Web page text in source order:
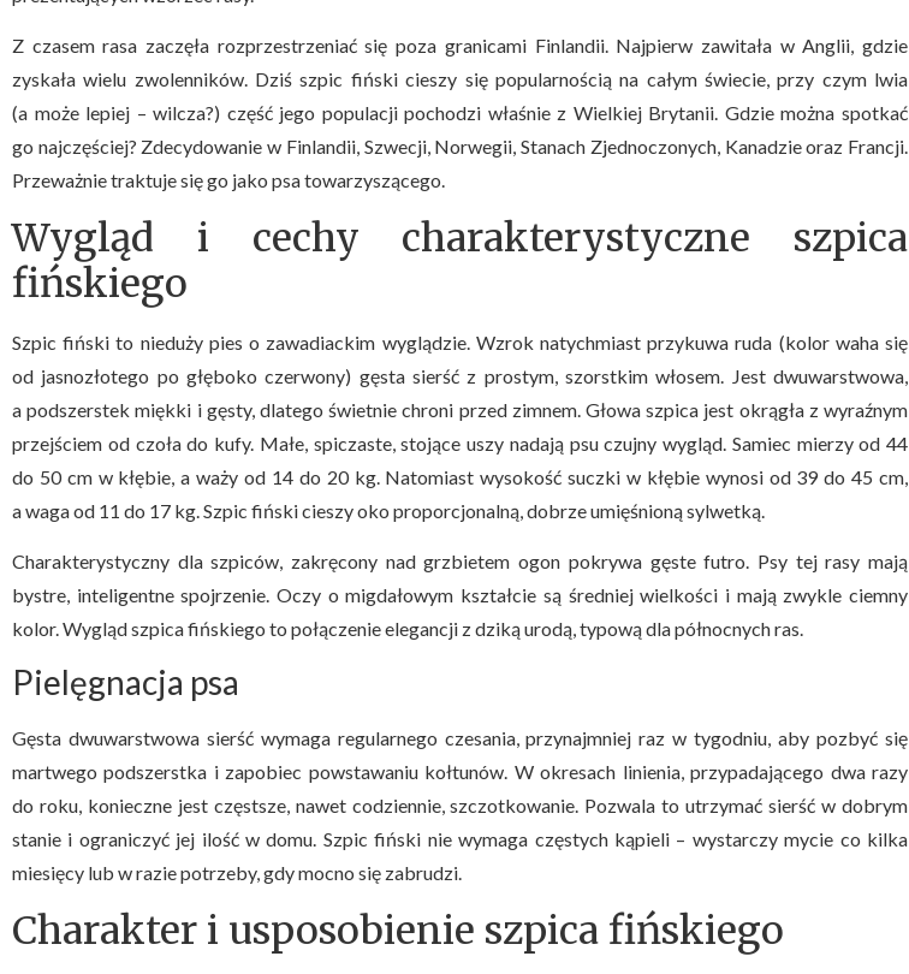
Z czasem rasa zaczęła rozprzestrzeniać się poza granicami Finlandii. Najpierw zawitała w Anglii, gdzie
zyskała wielu zwolenników. Dziś szpic fiński cieszy się popularnością na całym świecie, przy czym lwia
(a może lepiej – wilcza?) część jego populacji pochodzi właśnie z Wielkiej Brytanii. Gdzie można spotkać
go najczęściej? Zdecydowanie w Finlandii, Szwecji, Norwegii, Stanach Zjednoczonych, Kanadzie oraz Francji.
Przeważnie traktuje się go jako psa towarzyszącego.
Wygląd i cechy charakterystyczne szpica
fińskiego
Szpic fiński to nieduży pies o zawadiackim wyglądzie. Wzrok natychmiast przykuwa ruda (kolor waha się
od jasnozłotego po głęboko czerwony) gęsta sierść z prostym, szorstkim włosem. Jest dwuwarstwowa,
a podszerstek miękki i gęsty, dlatego świetnie chroni przed zimnem. Głowa szpica jest okrągła z wyraźnym
przejściem od czoła do kufy. Małe, spiczaste, stojące uszy nadają psu czujny wygląd. Samiec mierzy od 44
do 50 cm w kłębie, a waży od 14 do 20 kg. Natomiast wysokość suczki w kłębie wynosi od 39 do 45 cm,
a waga od 11 do 17 kg. Szpic fiński cieszy oko proporcjonalną, dobrze umięśnioną sylwetką.
Charakterystyczny dla szpiców, zakręcony nad grzbietem ogon pokrywa gęste futro. Psy tej rasy mają
bystre, inteligentne spojrzenie. Oczy o migdałowym kształcie są średniej wielkości i mają zwykle ciemny
kolor. Wygląd szpica fińskiego to połączenie elegancji z dziką urodą, typową dla północnych ras.
Pielęgnacja psa
Gęsta dwuwarstwowa sierść wymaga regularnego czesania, przynajmniej raz w tygodniu, aby pozbyć się
martwego podszerstka i zapobiec powstawaniu kołtunów. W okresach linienia, przypadającego dwa razy
do roku, konieczne jest częstsze, nawet codziennie, szczotkowanie. Pozwala to utrzymać sierść w dobrym
stanie i ograniczyć jej ilość w domu. Szpic fiński nie wymaga częstych kąpieli – wystarczy mycie co kilka
miesięcy lub w razie potrzeby, gdy mocno się zabrudzi.
Charakter i usposobienie szpica fińskiego